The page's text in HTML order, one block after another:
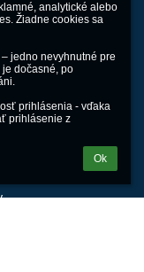
analytické alebo
Žiadne cookies sa
jedno nevyhnutné pre
dočasné, po
prihlásenia - vďaka
prihlásenie z
Ok